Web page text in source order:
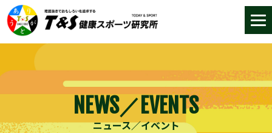
NEWS／EVENTS
ニュース／イベント